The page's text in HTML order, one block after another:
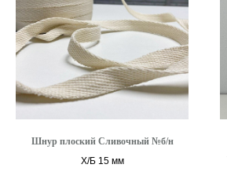
Шнур плоский Сливочный №б/н
Х/Б 15 мм